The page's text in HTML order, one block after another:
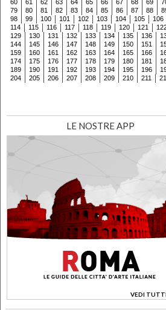
60 61 62 63 64 65 66 67 68 69
79
80 81 82 83 84 85 86 87 88
98
99 100 101 102 103 104 105 106
114
115 116 117 118 119 120 121
129
130 131 132 133 134 135 136
144
145 146 147 148 149 150 151
159
160 161 162 163 164 165 166
174
175 176 177 178 179 180 181
189
190 191 192 193 194 195 196
204
205 206 207 208 209 210 211
LE NOSTRE APP
VEDI
>